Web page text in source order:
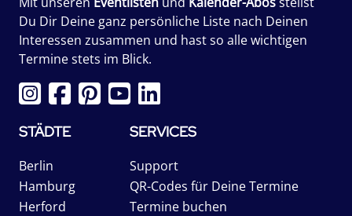
Du Dir Deine ganz persönliche Liste nach Deinen
Interessen zusammen und hast so alle wichtigen
Termine stets im Blick.
STÄDTE
Berlin
Hamburg
Herford
SERVICES
Support
QR-Codes für Deine Termine
Termine buchen